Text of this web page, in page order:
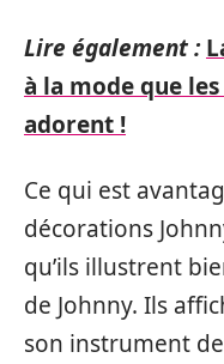
Lire également :
à la mode que
adorent !
Ce qui est
décorations
qu’ils illustrent
de Johnny. Ils
son instrument